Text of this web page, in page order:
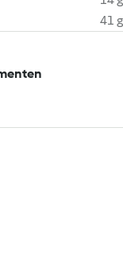
41 g